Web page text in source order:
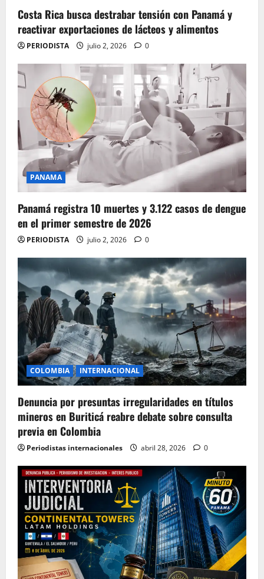
Costa Rica busca destrabar tensión con Panamá y
reactivar exportaciones de lácteos y alimentos
PERIODISTA julio 2, 2026 0
PANAMA
Panamá registra 10 muertes y 3.122 casos de dengue
en el primer semestre de 2026
PERIODISTA julio 2, 2026 0
COLOMBIA INTERNACIONAL
Denuncia por presuntas irregularidades en títulos
mineros en Buriticá reabre debate sobre consulta
previa en Colombia
Periodistas internacionales abril 28, 2026 0